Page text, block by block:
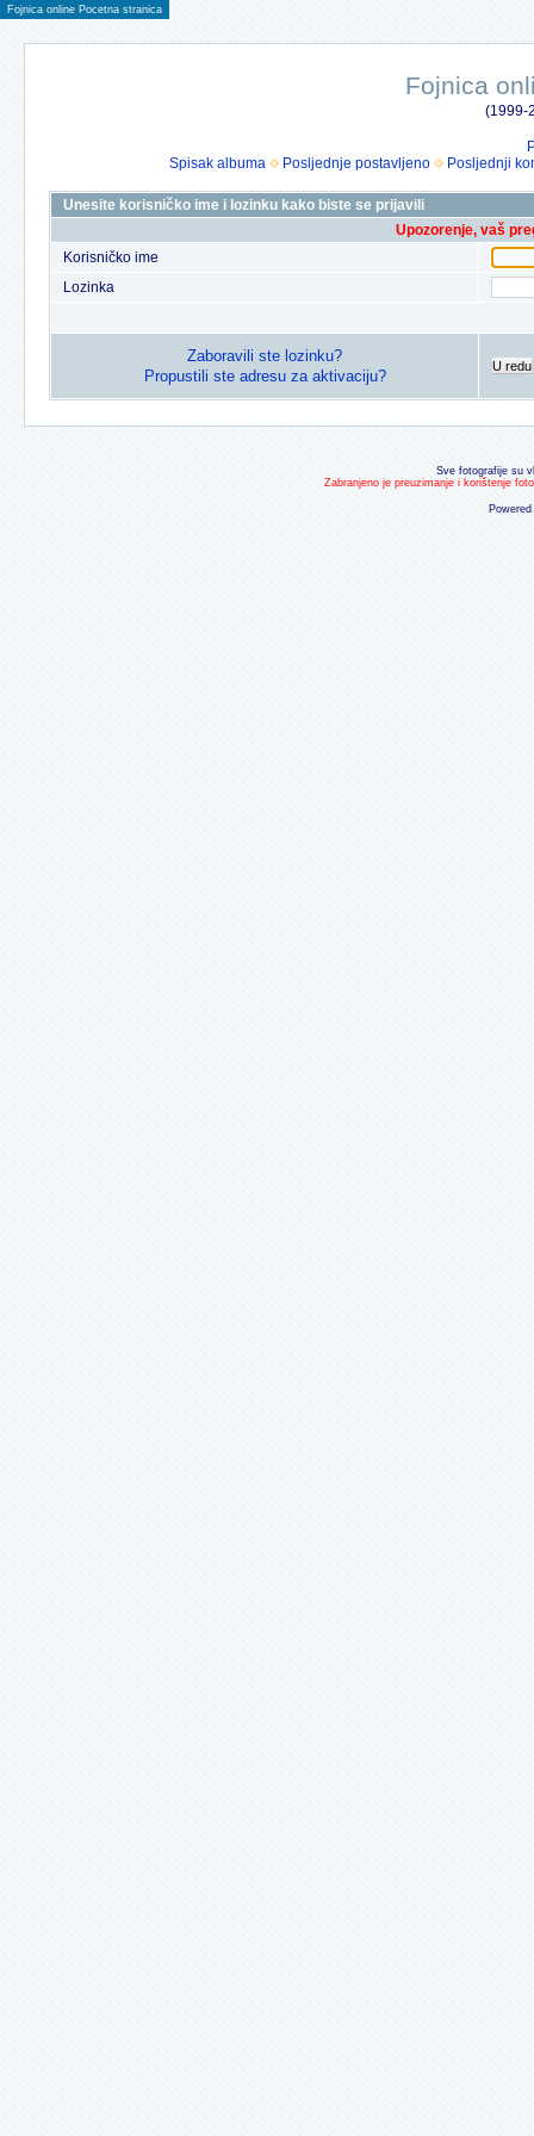
Fojnica online Pocetna stranica
Fojnica
(1999-
Spisak albuma
Posljednje postavljeno Posljednji
Unesite korisničko ime i lozinku kako biste se prijavili
Upozorenje, vaš
Korisničko ime
Lozinka
Zaboravili ste lozinku?
Propustili ste adresu za aktivaciju?
U redu
Sve fotografije su
Zabranjeno je preuzimanje i korištenje